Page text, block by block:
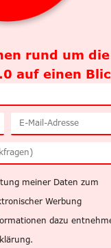
rund um die
auf einen
meiner Daten zum
Werbung
dazu
.